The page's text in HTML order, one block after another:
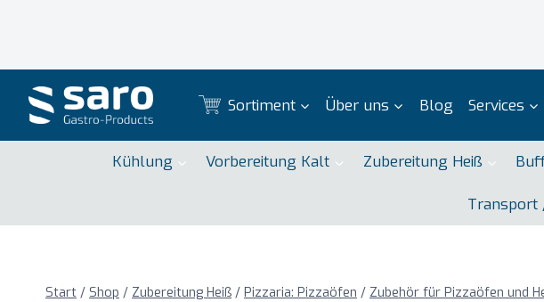
Sortiment Über uns Blog Services
Kühlung Vorbereitung Kalt Zubereitung Heiß
Transport
Start / Shop / Zubereitung Heiß / Pizzaria: Pizzaöfen / Zubehör für Pizzaöfen und